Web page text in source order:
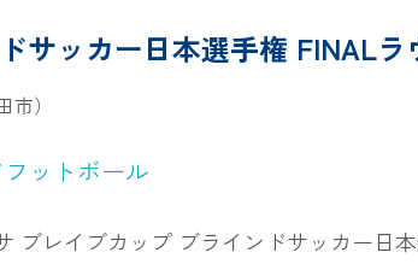
サッカー日本選手権 FINAL
）
ットボール
レイブカップ ブラインドサッカー日